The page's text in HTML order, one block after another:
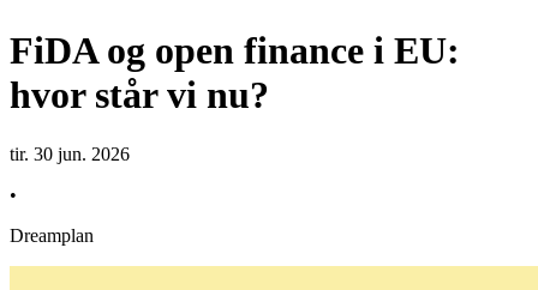
FiDA og open finance i EU:
hvor står vi nu?
tir. 30 jun. 2026
•
Dreamplan